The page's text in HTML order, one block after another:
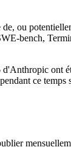
ou
bench,
ce